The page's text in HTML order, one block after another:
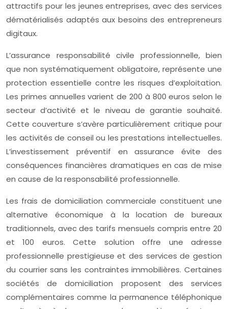
attractifs pour les jeunes entreprises, avec des services
dématérialisés adaptés aux besoins des entrepreneurs
digitaux.
L’assurance responsabilité civile professionnelle, bien
que non systématiquement obligatoire, représente une
protection essentielle contre les risques d’exploitation.
Les primes annuelles varient de 200 à 800 euros selon le
secteur d’activité et le niveau de garantie souhaité.
Cette couverture s’avère particulièrement critique pour
les activités de conseil ou les prestations intellectuelles.
L’investissement préventif en assurance évite des
conséquences financières dramatiques en cas de mise
en cause de la responsabilité professionnelle.
Les frais de domiciliation commerciale constituent une
alternative économique à la location de bureaux
traditionnels, avec des tarifs mensuels compris entre 20
et 100 euros. Cette solution offre une adresse
professionnelle prestigieuse et des services de gestion
du courrier sans les contraintes immobilières. Certaines
sociétés de domiciliation proposent des services
complémentaires comme la permanence téléphonique